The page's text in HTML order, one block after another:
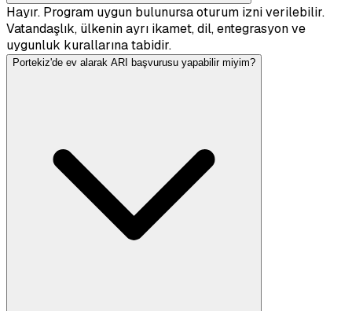
Hayır. Program uygun bulunursa oturum izni verilebilir.
Vatandaşlık, ülkenin ayrı ikamet, dil, entegrasyon ve
uygunluk kurallarına tabidir.
Portekiz'de ev alarak ARI başvurusu yapabilir miyim?